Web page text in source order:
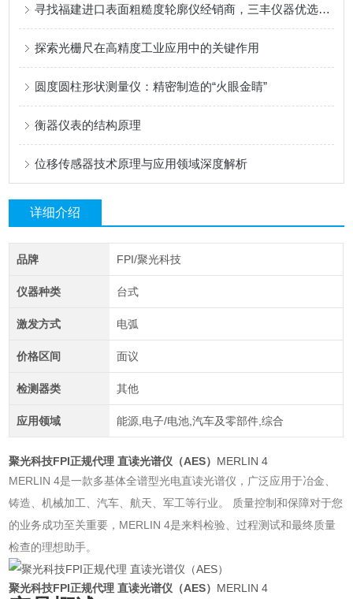
寻找福建进口表面粗糙度轮廓仪经销商，三丰仪器优选福建精析仪器
探索光栅尺在高精度工业应用中的关键作用
圆度圆柱形状测量仪：精密制造的“火眼金睛”
衡器仪表的结构原理
位移传感器技术原理与应用领域深度解析
详细介绍
品牌 FPI/聚光科技
仪器种类 台式
激发方式 电弧
价格区间 面议
检测器类 其他
应用领域 能源,电子/电池,汽车及零部件,综合
聚光科技FPI正规代理 直读光谱仪（AES） MERLIN 4
MERLIN 4是一款多基体全谱型光电直读光谱仪，广泛应用于冶金、
铸造、机械加工、汽车、航天、军工等行业。 质量控制和保障对于您
的业务成功至关重要，MERLIN 4是来料检验、过程测试和最终质量
检查的理想助手。
聚光科技FPI正规代理 直读光谱仪（AES） MERLIN 4